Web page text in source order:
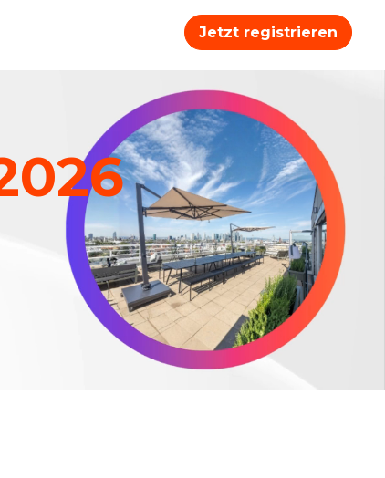
Jetzt registrieren